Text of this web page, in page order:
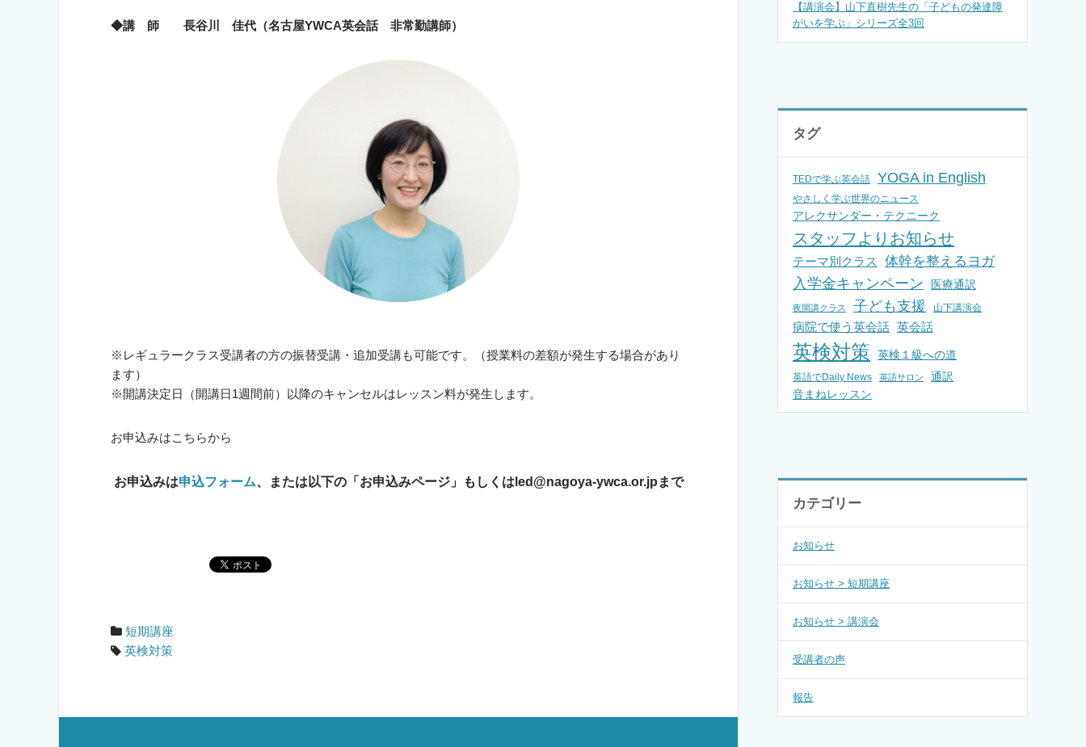
◆講 師 長谷川 佳代（名古屋YWCA英会話 非常勤講師）
※レギュラークラス受講者の方の振替受講・追加受講も可能です。（授業料の差額が発生する場合があり
ます）
※開講決定日（開講日1週間前）以降のキャンセルはレッスン料が発生します。
お申込みはこちらから
お申込みは申込フォーム、または以下の「お申込みページ」もしくはled@nagoya-ywca.or.jpまで
短期講座
英検対策
【講演会】山下直樹先生の「子どもの発達障
がいを学ぶ」シリーズ全3回
タグ
TEDで学ぶ英会話 YOGA in English
やさしく学ぶ世界のニュース
アレクサンダー・テクニーク
スタッフよりお知らせ
テーマ別クラス 体幹を整えるヨガ
入学金キャンペーン 医療通訳
夜開講クラス 子ども支援 山下講演会
病院で使う英会話 英会話
英検対策 英検１級への道
英語でDaily News 英語サロン
通訳
音まねレッスン
カテゴリー
お知らせ
お知らせ > 短期講座
お知らせ > 講演会
受講者の声
報告